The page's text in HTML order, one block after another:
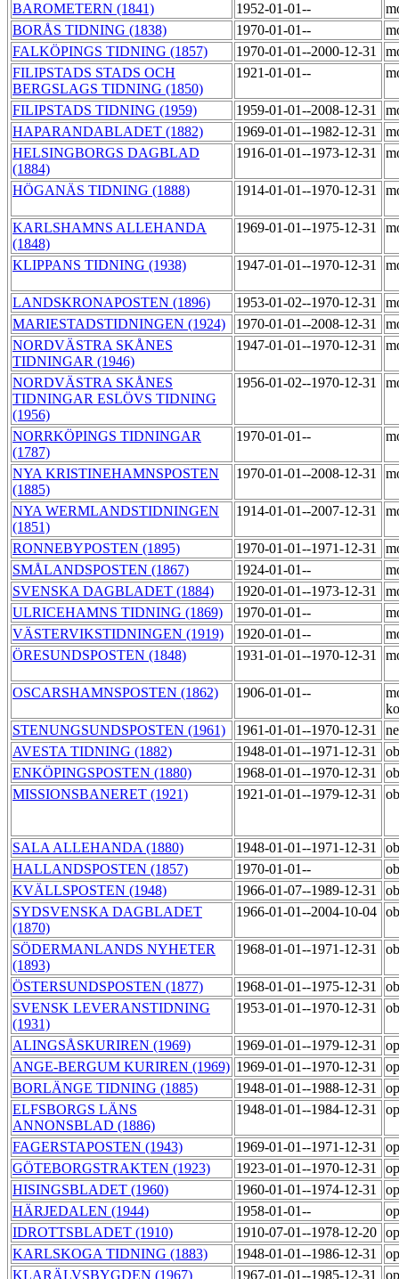
BAROMETERN (1841) 1952-01-01--
BORÅS TIDNING (1838)
1970-01-01--
FALKÖPINGS TIDNING (1857)
1970-01-01--2000-12-31
FILIPSTADS STADS OCH
BERGSLAGS TIDNING (1850)
1921-01-01--
FILIPSTADS TIDNING (1959) 1959-01-01--2008-12-31
HAPARANDABLADET (1882)
1969-01-01--1982-12-31
HELSINGBORGS DAGBLAD
(1884)
1916-01-01--1973-12-31
HÖGANÄS TIDNING (1888) 1914-01-01--1970-12-31
KARLSHAMNS ALLEHANDA
(1848)
1969-01-01--1975-12-31
KLIPPANS TIDNING (1938) 1947-01-01--1970-12-31
LANDSKRONAPOSTEN (1896) 1953-01-02--1970-12-31
MARIESTADSTIDNINGEN (1924)
1970-01-01--2008-12-31
NORDVÄSTRA SKÅNES
TIDNINGAR (1946)
1947-01-01--1970-12-31
NORDVÄSTRA SKÅNES
TIDNINGAR ESLÖVS TIDNING
(1956)
1956-01-02--1970-12-31
NORRKÖPINGS TIDNINGAR
(1787)
1970-01-01--
NYA KRISTINEHAMNSPOSTEN
(1885)
1970-01-01--2008-12-31
NYA WERMLANDSTIDNINGEN
(1851)
1914-01-01--2007-12-31
RONNEBYPOSTEN (1895) 1970-01-01--1971-12-31
SMÅLANDSPOSTEN (1867)
1924-01-01--
SVENSKA DAGBLADET (1884)
1920-01-01--1973-12-31
ULRICEHAMNS TIDNING (1869)
1970-01-01--
VÄSTERVIKSTIDNINGEN (1919)
1920-01-01--
ÖRESUNDSPOSTEN (1848)
1931-01-01--1970-12-31
OSCARSHAMNSPOSTEN (1862) 1906-01-01--
STENUNGSUNDSPOSTEN (1961)
1961-01-01--1970-12-31
AVESTA TIDNING (1882)
1948-01-01--1971-12-31
ENKÖPINGSPOSTEN (1880)
1968-01-01--1970-12-31
MISSIONSBANERET (1921)
1921-01-01--1979-12-31
SALA ALLEHANDA (1880) 1948-01-01--1971-12-31
HALLANDSPOSTEN (1857)
1970-01-01--
KVÄLLSPOSTEN (1948)
1966-01-07--1989-12-31
SYDSVENSKA DAGBLADET
(1870)
1966-01-01--2004-10-04
SÖDERMANLANDS NYHETER
(1893)
1968-01-01--1971-12-31
ÖSTERSUNDSPOSTEN (1877) 1968-01-01--1975-12-31
SVENSK LEVERANSTIDNING
(1931)
1953-01-01--1970-12-31
ALINGSÅSKURIREN (1969) 1969-01-01--1979-12-31
ANGE-BERGUM KURIREN (1969) 1969-01-01--1970-12-31
BORLÄNGE TIDNING (1885)
1948-01-01--1988-12-31
ELFSBORGS LÄNS
ANNONSBLAD (1886)
1948-01-01--1984-12-31
FAGERSTAPOSTEN (1943) 1969-01-01--1971-12-31
GÖTEBORGSTRAKTEN (1923)
1923-01-01--1970-12-31
HISINGSBLADET (1960)
1960-01-01--1974-12-31
HÄRJEDALEN (1944)
1958-01-01--
IDROTTSBLADET (1910)
1910-07-01--1978-12-20
KARLSKOGA TIDNING (1883)
1948-01-01--1986-12-31
KLARÄLVSBYGDEN (1967)
1967-01-01--1985-12-31